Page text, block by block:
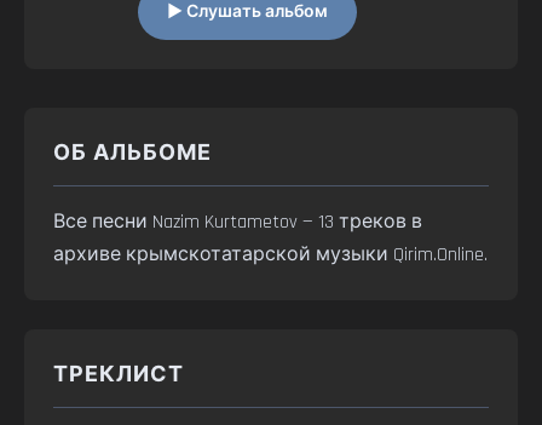
▶ Слушать альбом
ОБ АЛЬБОМЕ
Все песни Nazim Kurtametov — 13 треков в
архиве крымскотатарской музыки Qirim.Online.
ТРЕКЛИСТ